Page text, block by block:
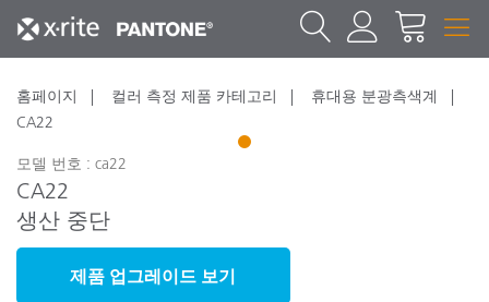
홈페이지 컬러 측정 제품 카테고리
휴대용 분광측색계
CA22
1
모델 번호 : ca22
CA22
생산 중단
제품 업그레이드 보기